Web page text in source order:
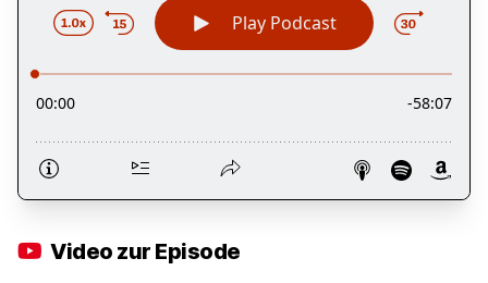
Video zur Episode